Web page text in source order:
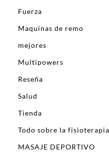
Fuerza
Maquinas de remo
mejores
Multipowers
Reseña
Salud
Tienda
Todo sobre la fisioterapia
MASAJE DEPORTIVO